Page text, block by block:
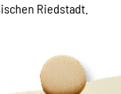
Riedstadt.